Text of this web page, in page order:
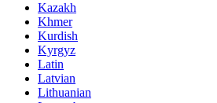
Kazakh
Khmer
Kurdish
Kyrgyz
Latin
Latvian
Lithuanian